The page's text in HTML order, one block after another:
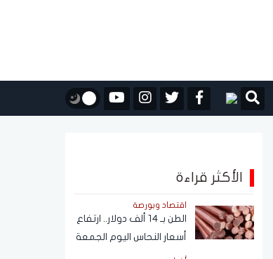
الأكثر قراءة
اقتصاد وبورصة
الطن بـ 14 ألف دولار.. ارتفاع
أسعار النحاس اليوم الجمعة
7 أغسطس 2026